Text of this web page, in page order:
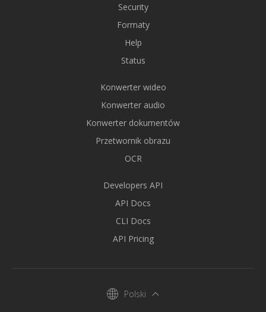
Security
Formaty
Help
Status
Konwerter wideo
Konwerter audio
Konwerter dokumentów
Przetwornik obrazu
OCR
Developers API
API Docs
CLI Docs
API Pricing
Polski